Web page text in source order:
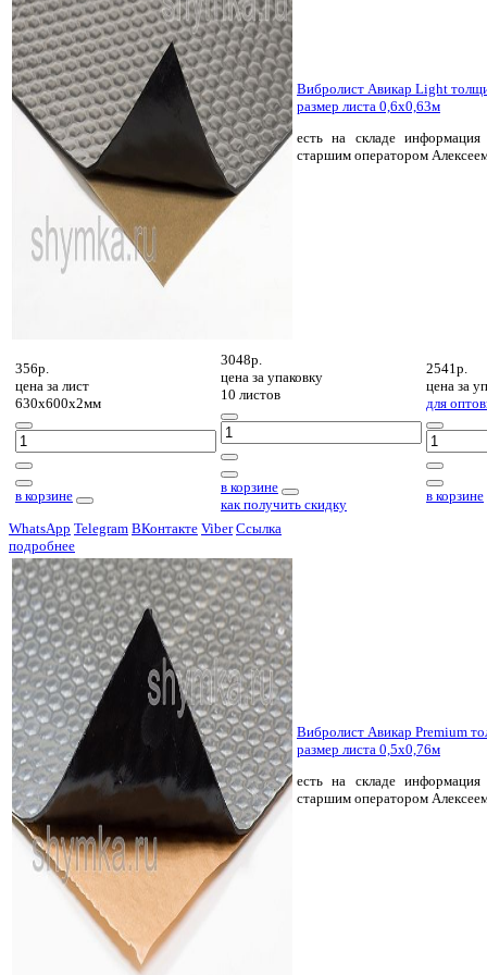
Вибролист Авикар Light
размер листа 0,6х0,63м
есть на складе информация
старшим оператором
356р.
цена за лист
630х600х2мм
в корзине
3048р.
цена за упаковку
10 листов
в корзине
как получить скидку
2541р.
цена за
для
в корзине
WhatsApp Telegram ВКонтакте Viber Ссылка
подробнее
Вибролист Авикар Premium
размер листа 0,5х0,76м
есть на складе информация
старшим оператором